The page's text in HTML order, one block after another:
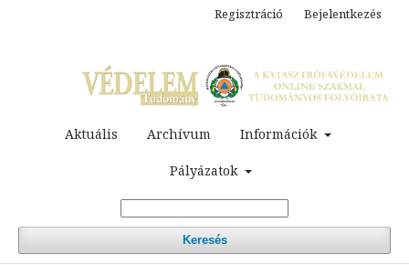
Aktuális Archívum Információk
Pályázatok
Keresés
Regisztráció Bejelentkezés